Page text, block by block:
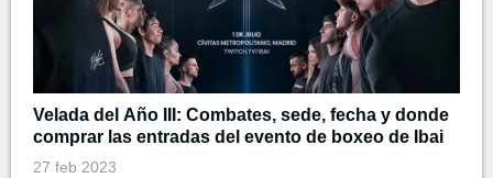
Velada del Año III: Combates, sede, fecha y donde
comprar las entradas del evento de boxeo de Ibai
27 feb 2023